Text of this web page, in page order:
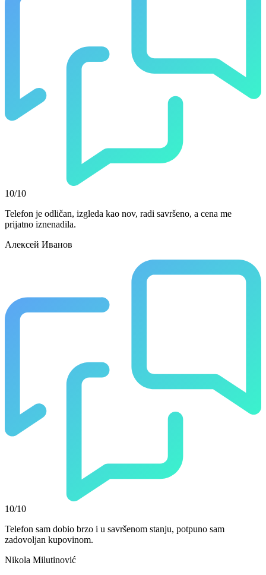
10/10
Telefon je odličan, izgleda kao nov, radi savršeno, a cena me
prijatno iznenadila.
Алексей Иванов
10/10
Telefon sam dobio brzo i u savršenom stanju, potpuno sam
zadovoljan kupovinom.
Nikola Milutinović